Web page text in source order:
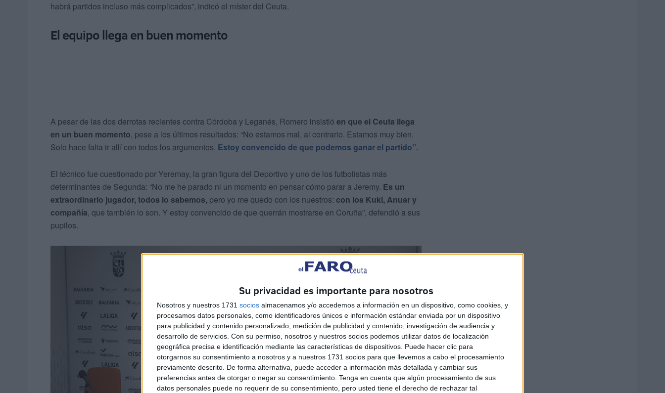
Su privacidad es importante para nosotros
Nosotros y nuestros 1731 socios almacenamos y/o accedemos a información en un dispositivo, como cookies, y
procesamos datos personales, como identificadores únicos e información estándar enviada por un dispositivo
para publicidad y contenido personalizado, medición de publicidad y contenido, investigación de audiencia y
desarrollo de servicios. Con su permiso, nosotros y nuestros socios podemos utilizar datos de localización
geográfica precisa e identificación mediante las características de dispositivos. Puede hacer clic para
otorgarnos su consentimiento a nosotros y a nuestros 1731 socios para que llevemos a cabo el procesamiento
previamente descrito. De forma alternativa, puede acceder a información más detallada y cambiar sus
preferencias antes de otorgar o negar su consentimiento. Tenga en cuenta que algún procesamiento de sus
datos personales puede no requerir de su consentimiento, pero usted tiene el derecho de rechazar tal
habrá partidos incluso más complicados”, indicó el míster del Ceuta.
El equipo llega en buen momento
A pesar de las dos derrotas recientes contra Córdoba y Leganés, Romero insistió en que el Ceuta llega
en un buen momento, pese a los últimos resultados: “No estamos mal, al contrario. Estamos muy bien.
Solo hace falta ir allí con todos los argumentos. Estoy convencido de que podemos ganar el partido”.
El técnico fue cuestionado por Yeremay, la gran figura del Deportivo y uno de los futbolistas más
determinantes de Segunda: “No me he parado ni un momento en pensar cómo parar a Jeremy. Es un
extraordinario jugador, todos lo sabemos, pero yo me quedo con los nuestros: con los Kuki, Anuar y
compañía, que también lo son. Y estoy convencido de que querrán mostrarse en Coruña”, defendió a sus
pupilos.